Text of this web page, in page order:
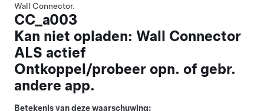
Wall Connector.
CC_a003
Kan niet opladen: Wall Connector
ALS actief
Ontkoppel/probeer opn. of gebr.
andere app.
Betekenis van deze waarschuwing: